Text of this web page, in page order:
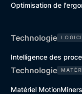
Optimisation de
Technologie
Intelligence des
Technologie
Matériel MotionMiners